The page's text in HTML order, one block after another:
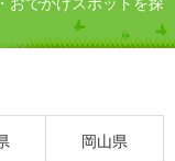
岡山県